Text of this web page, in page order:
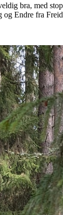
bra, med
og Endre fra